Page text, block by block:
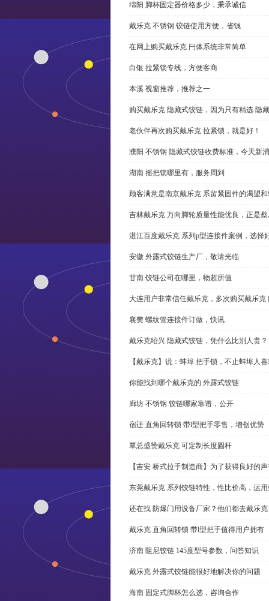
绵阳 脚杯固定器价格多少，秉承诚信
戴乐克 不锈钢 铰链使用方便，省钱
在网上购买戴乐克 闩体系统非常简单
白银 拉紧锁专线，方便客商
本溪 视窗推荐，推荐之一
购买戴乐克 隐藏式铰链，因为只有精选 隐
老伙伴再次购买戴乐克 拉紧锁，就是好！
濮阳 不锈钢 隐藏式铰链收费标准，今天新
湖南 摇把锁哪里有，服务周到
顾客满意是南京戴乐克 系留紧固件的渴望
吉林戴乐克 万向脚轮质量性能优良，正是
湛江百度戴乐克 系列p型连接件案例，选择
安徽 外露式铰链生产厂，敬请光临
甘南 铰链公司在哪里，物超所值
大连用户非常信任戴乐克，多次购买戴乐克
襄樊 螺纹管连接件订做，快讯
戴乐克绍兴 隐藏式铰链，凭什么比别人贵？
【戴乐克】说：蚌埠 把手锁，不止蚌埠人
你能找到哪个戴乐克的 外露式铰链
廊坊 不锈钢 铰链哪家靠谱，公开
宿迁 直角回转锁 带l型把手零售，增创优势
覃总盛赞戴乐克 可定制长度圆杆
【吉安 桥式拉手制造商】为了获得良好的
东莞戴乐克 系列铰链特性，性比价高，运
还在找 防爆门用设备厂家？他们都去戴乐克
戴乐克 直角回转锁 带l型把手值得用户拥有
济南 阻尼铰链 145度型号参数，问答知识
戴乐克 外露式铰链能很好地解决你的问题
海南 固定式脚杯怎么选，咨询合作